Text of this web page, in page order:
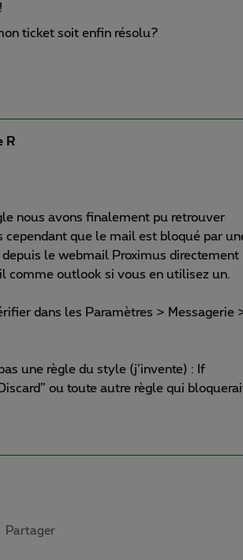
ticket soit enfin résolu?
R
nous avons finalement pu retrouver
cependant que le mail est bloqué par
le webmail Proximus directement
outlook si vous en utilisez un.
dans les Paramètres > Messagerie
une règle du style (j’invente) : If
ou toute autre règle qui
Partager